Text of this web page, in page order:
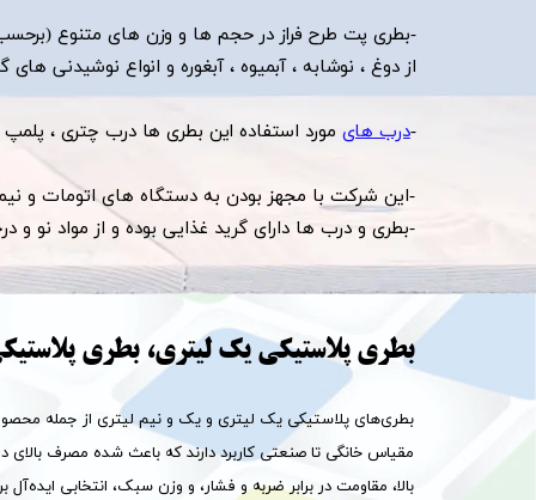
-بطری پت طرح فراز در حجم ها و وزن های متنوع
از دوغ ، نوشابه ، آبمیوه ، آبغوره و انواع نوشیدنی
-درب های مورد استفاده این بطری ها درب چتری ، پلمپ دار ،
-این شرکت با مجهز بودن به دستگاه های اتومات و نیمه
​​​​​​​​​​​​​​-بطری و درب ها دارای گرید غذایی بوده و از مواد نو
بطری پلاستیکی یک لیتری، بطری
بطری‌های پلاستیکی یک لیتری و یک و نیم لیتری از جمله
بالا، مقاومت در برابر ضربه و فشار، و وزن سبک، انتخابی